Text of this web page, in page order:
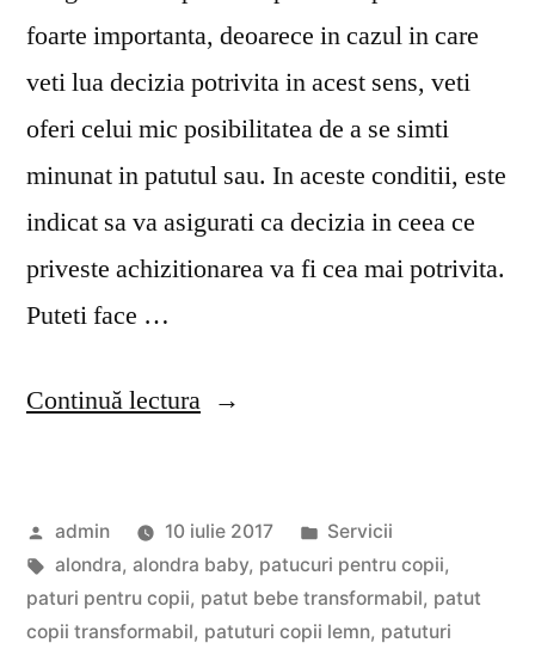
foarte importanta, deoarece in cazul in care
veti lua decizia potrivita in acest sens, veti
oferi celui mic posibilitatea de a se simti
minunat in patutul sau. In aceste conditii, este
indicat sa va asigurati ca decizia in ceea ce
priveste achizitionarea va fi cea mai potrivita.
Puteti face …
Continuă lectura„Tipuri
pentru
copii”
Publicat
de
admin 10 iulie 2017
Publicat
în
Servicii
Etichete:
alondra, alondra baby, patucuri pentru copii,
paturi pentru copii, patut bebe transformabil, patut
copii transformabil, patuturi copii lemn, patuturi